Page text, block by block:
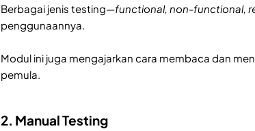
Berbagai jenis testing—functional, non-functional,
penggunaannya.
Modul ini juga mengajarkan cara membaca dan
pemula.
2. Manual Testing